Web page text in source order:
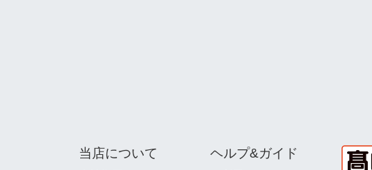
当店について ヘルプ&ガイド